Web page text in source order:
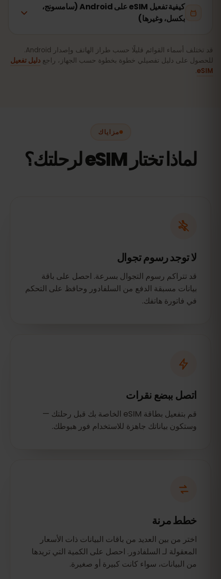
كيفية تفعيل eSIM على Android (سامسونج،
بكسل، وغيرها)
قد تختلف أسماء القوائم قليلًا حسب طراز الهاتف وإصدار Android.
للحصول على دليل تفصيلي خطوة بخطوة حسب الجهاز، راجع دليل تفعيل
eSIM
.
مزاياك
لماذا تختار eSIM لرحلتك؟
لا توجد رسوم تجوال
قد تتراكم رسوم التجوال بسرعة. احصل على باقة
بيانات مسبقة الدفع من السلفادور وحافظ على التحكم
في فاتورة هاتفك.
اتصل ببضع نقرات
قم بتفعيل بطاقة eSIM الخاصة بك قبل رحلتك —
وستكون بياناتك جاهزة للاستخدام فور هبوطك.
خطط مرنة
اختر من بين العديد من باقات البيانات ذات الأسعار
المعقولة لـ السلفادور. احصل على الكمية التي تريدها
من البيانات، سواء كانت كبيرة أو صغيرة.